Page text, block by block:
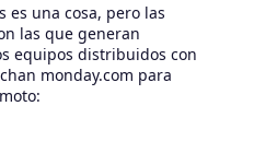
es una cosa, pero las
las que generan
equipos distribuidos con
monday.com para